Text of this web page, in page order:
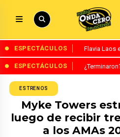
ESPECTÁCULOS Flavia Laos
ESPECTÁCULOS
ESTRENOS
Myke Towers
luego de recibir
a los AMAs